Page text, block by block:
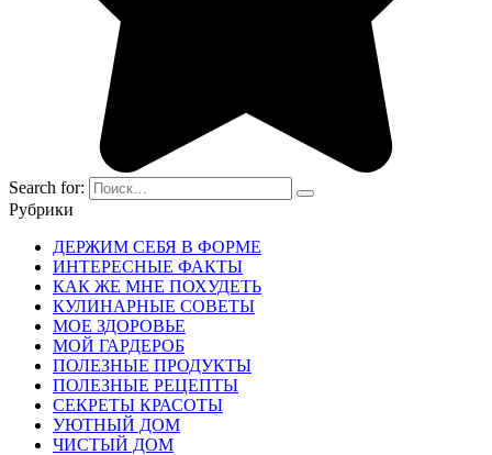
Search for:
Рубрики
ДЕРЖИМ СЕБЯ В ФОРМЕ
ИНТЕРЕСНЫЕ ФАКТЫ
КАК ЖЕ МНЕ ПОХУДЕТЬ
КУЛИНАРНЫЕ СОВЕТЫ
МОЕ ЗДОРОВЬЕ
МОЙ ГАРДЕРОБ
ПОЛЕЗНЫЕ ПРОДУКТЫ
ПОЛЕЗНЫЕ РЕЦЕПТЫ
СЕКРЕТЫ КРАСОТЫ
УЮТНЫЙ ДОМ
ЧИСТЫЙ ДОМ